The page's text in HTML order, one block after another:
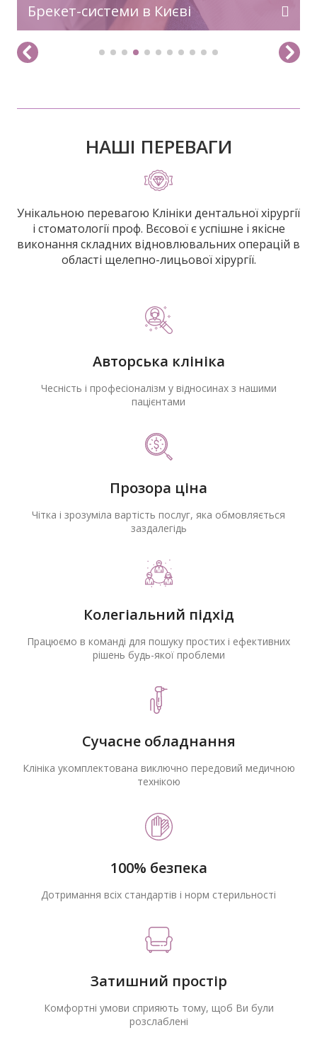
Брекет-системи в Києві
НАШІ ПЕРЕВАГИ
Унікальною перевагою Клініки дентальної хірургії
і стоматології проф. Вєсової є успішне і якісне
виконання складних відновлювальних операцій в
області щелепно-лицьової хірургії.
Авторська клініка
Чесність і професіоналізм у відносинах з нашими
пацієнтами
Прозора ціна
Чітка і зрозуміла вартість послуг, яка обмовляється
заздалегідь
Колегіальний підхід
Працюємо в команді для пошуку простих і ефективних
рішень будь-якої проблеми
Сучасне обладнання
Клініка укомплектована виключно передовий медичною
технікою
100% безпека
Дотримання всіх стандартів і норм стерильності
Затишний простір
Комфортні умови сприяють тому, щоб Ви були
розслаблені